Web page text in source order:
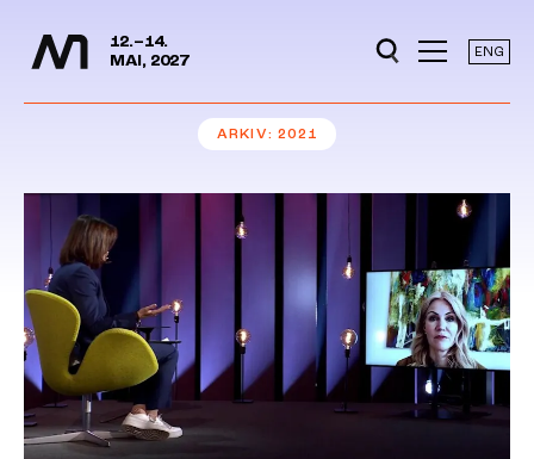
Hopp til hovedinnhold
12.–14.
MAI, 2027
ENG
ARKIV 2021